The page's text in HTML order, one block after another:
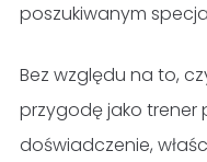
poszukiwanym
Bez względu na to,
przygodę jako trener
doświadczenie,